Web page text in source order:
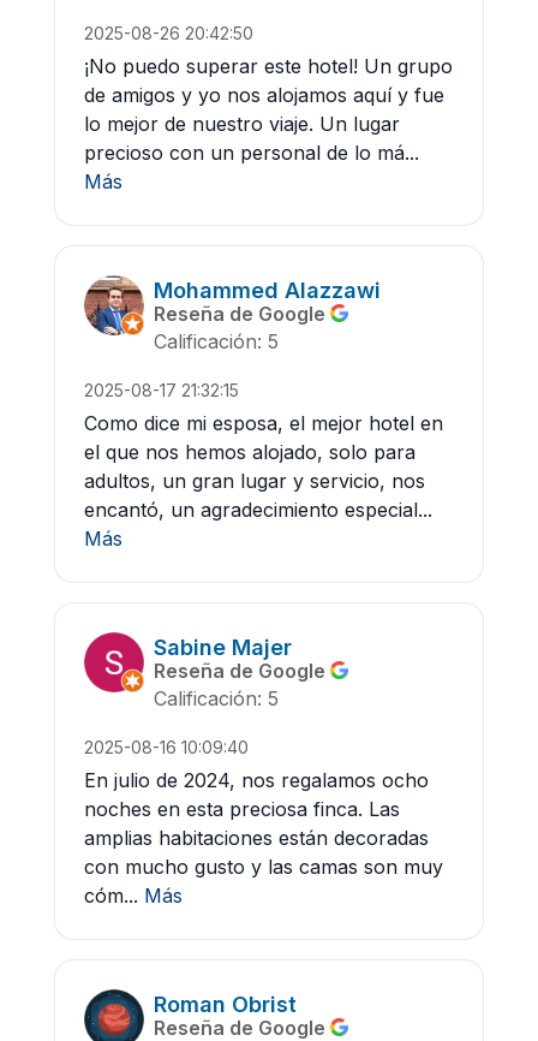
2025-08-26 20:42:50
¡No puedo superar este hotel! Un grupo
de amigos y yo nos alojamos aquí y fue
lo mejor de nuestro viaje. Un lugar
precioso con un personal de lo má...
Más
Mohammed Alazzawi
Reseña de Google
Calificación: 5
2025-08-17 21:32:15
Como dice mi esposa, el mejor hotel en
el que nos hemos alojado, solo para
adultos, un gran lugar y servicio, nos
encantó, un agradecimiento especial...
Más
Sabine Majer
Reseña de Google
Calificación: 5
2025-08-16 10:09:40
En julio de 2024, nos regalamos ocho
noches en esta preciosa finca. Las
amplias habitaciones están decoradas
con mucho gusto y las camas son muy
cóm... Más
Roman Obrist
Reseña de Google